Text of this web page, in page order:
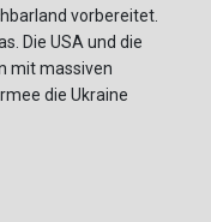
vorbereitet.
Die USA und die
mit massiven
die Ukraine